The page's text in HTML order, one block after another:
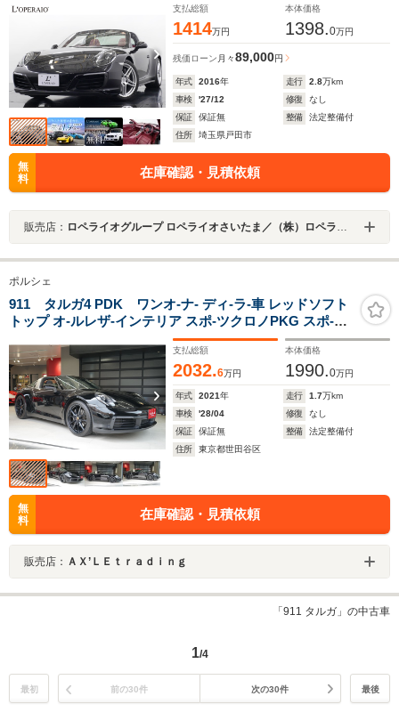
支払総額
1414万円
本体価格
1398.0万円
残価ローン 月々89,000円
年式 2016年 走行 2.8万km
車検
'27/12 修復
なし
保証
保証無 整備
法定整備付
住所
埼玉県戸田市
無
料
在庫確認・見積依頼
販売店： ロペライオグループ ロペライオさいたま／（株）ロペライオ
ポルシェ
911 タルガ4 PDK ワンオ-ナ- ディ-ラ-車 レッドソフト
トップ オ-ルレザ-インテリア スポ-ツクロノPKG スポ-ツ
エキゾスト アルカンタ-ラステアリング ブラックレザ-シ-
ト シ-トヒ-タ- F20/R21インチブラックアルミホイ-ル
支払総額
2032.6万円
本体価格
1990.0万円
年式 2021年 走行 1.7万km
車検
'28/04 修復
なし
保証
保証無 整備
法定整備付
住所
東京都世田谷区
無
料
在庫確認・見積依頼
販売店： ＡＸ’ＬＥｔｒａｄｉｎｇ
「911 タルガ」の中古車
1/4
最初 前の30件 次の30件 最後